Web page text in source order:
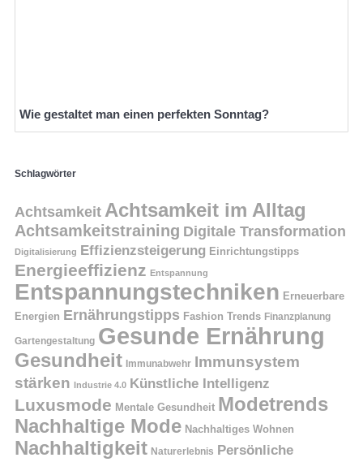
Wie gestaltet man einen perfekten Sonntag?
Schlagwörter
Achtsamkeit Achtsamkeit im Alltag
Achtsamkeitstraining Digitale Transformation
Digitalisierung Effizienzsteigerung Einrichtungstipps
Energieeffizienz Entspannung
Entspannungstechniken Erneuerbare
Energien Ernährungstipps Fashion Trends Finanzplanung
Gartengestaltung Gesunde Ernährung
Gesundheit Immunabwehr Immunsystem
stärken
Industrie 4.0 Künstliche Intelligenz
Luxusmode Mentale Gesundheit Modetrends
Nachhaltige Mode Nachhaltiges Wohnen
Nachhaltigkeit Naturerlebnis Persönliche